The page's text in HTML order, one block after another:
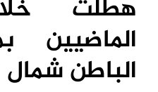
هطلت
الماضيين
الباطن شمال